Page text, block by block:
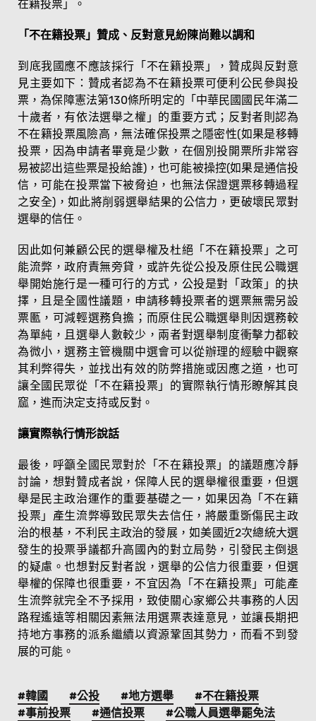
在籍投票」。
「不在籍投票」贊成、反對意見紛陳尚難以調和
到底我國應不應該採行「不在籍投票」，贊成與反對意
見主要如下：贊成者認為不在籍投票可便利公民參與投
票，為保障憲法第130條所明定的「中華民國國民年滿二
十歲者，有依法選舉之權」的重要方式；反對者則認為
不在籍投票風險高，無法確保投票之隱密性(如果是移轉
投票，因為申請者畢竟是少數，在個別投開票所非常容
易被認出這些票是投給誰)，也可能被操控(如果是通信投
信，可能在投票當下被脅迫，也無法保證選票移轉過程
之安全)，如此將削弱選舉結果的公信力，更破壞民眾對
選舉的信任。
因此如何兼顧公民的選舉權及杜絕「不在籍投票」之可
能流弊，政府責無旁貸，或許先從公投及原住民公職選
舉開始施行是一種可行的方式，公投是對「政策」的抉
擇，且是全國性議題，申請移轉投票者的選票無需另設
票匭，可減輕選務負擔；而原住民公職選舉則因選務較
為單純，且選舉人數較少，兩者對選舉制度衝擊力都較
為微小，選務主管機關中選會可以從辦理的經驗中觀察
其利弊得失，並找出有效的防弊措施或因應之道，也可
讓全國民眾從「不在籍投票」的實際執行情形瞭解其良
窳，進而決定支持或反對。
讓實際執行情形說話
最後，呼籲全國民眾對於「不在籍投票」的議題應冷靜
討論，想對贊成者說，保障人民的選舉權很重要，但選
舉是民主政治運作的重要基礎之一，如果因為「不在籍
投票」產生流弊導致民眾失去信任，將嚴重斲傷民主政
治的根基，不利民主政治的發展，如美國近2次總統大選
發生的投票爭議都升高國內的對立局勢，引發民主倒退
的疑慮。也想對反對者說，選舉的公信力很重要，但選
舉權的保障也很重要，不宜因為「不在籍投票」可能產
生流弊就完全不予採用，致使關心家鄉公共事務的人因
路程遙遠等相關因素無法用選票表達意見，並讓長期把
持地方事務的派系繼續以資源鞏固其勢力，而看不到發
展的可能。
#韓國 #公投 #地方選舉
#不在籍投票
#事前投票
#通信投票
#公職人員選舉罷免法